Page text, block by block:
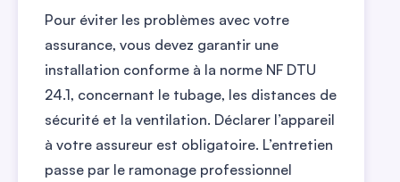
Pour éviter les problèmes avec votre
assurance, vous devez garantir une
installation conforme à la norme NF DTU
24.1, concernant le tubage, les distances de
sécurité et la ventilation. Déclarer l’appareil
à votre assureur est obligatoire. L’entretien
passe par le ramonage professionnel